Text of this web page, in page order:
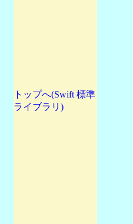
トップへ(Swift 標準
ライブラリ)